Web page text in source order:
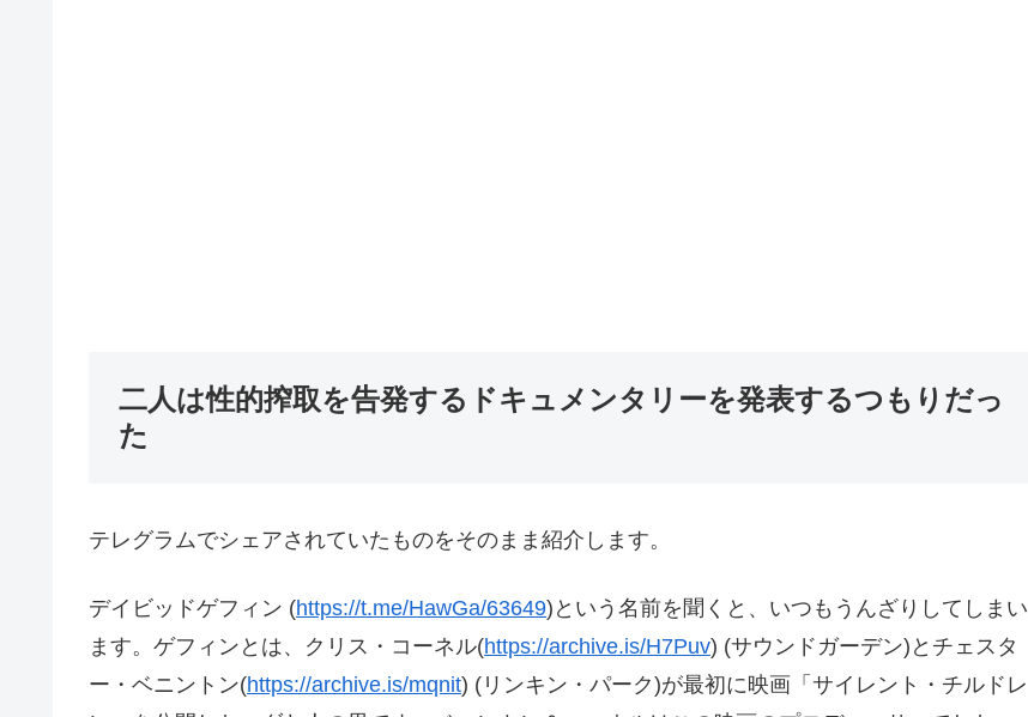
二人は性的搾取を告発するドキュメンタリーを発表するつもりだっ
た
テレグラムでシェアされていたものをそのまま紹介します。
デイビッドゲフィン (https://t.me/HawGa/63649)という名前を聞くと、いつもうんざりしてしまい
ます。ゲフィンとは、クリス・コーネル(https://archive.is/H7Puv) (サウンドガーデン)とチェスタ
ー・ベニントン(https://archive.is/mqnit) (リンキン・パーク)が最初に映画「サイレント・チルドレ